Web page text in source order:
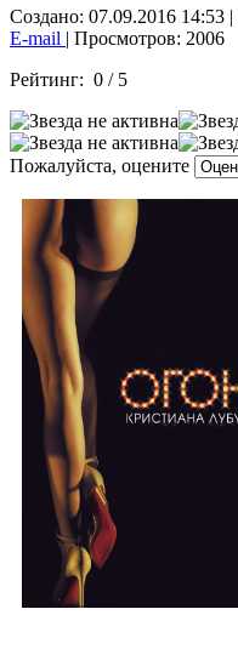
Создано: 07.09.2016 14:53 |
E-mail | Просмотров: 2006
Рейтинг: 0 / 5
Пожалуйста, оцените